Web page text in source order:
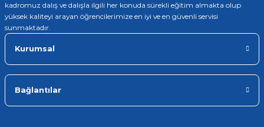
kadromuz dalış ve dalışla ilgili her konuda sürekli eğitim almakta olup
yüksek kaliteyi arayan öğrencilerimize en iyi ve en güvenli servisi
sunmaktadır.
Kurumsal
Bağlantılar